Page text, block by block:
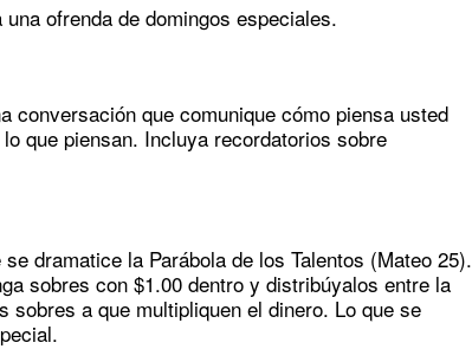
ofrenda de domingos especiales.
conversación que comunique cómo piensa usted
que piensan. Incluya recordatorios sobre
dramatice la Parábola de los Talentos (Mateo 25).
sobres con $1.00 dentro y distribúyalos entre la
a que multipliquen el dinero. Lo que se